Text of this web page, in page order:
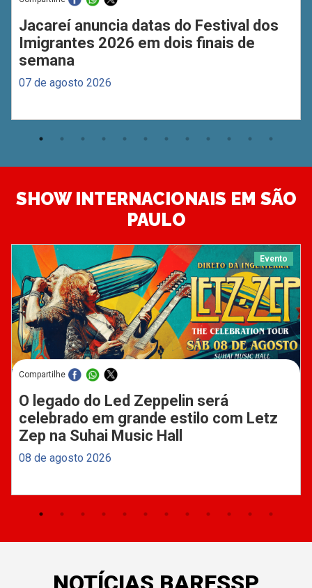
Jacareí anuncia datas do Festival dos
Imigrantes 2026 em dois finais de
semana
07 de agosto 2026
SHOW INTERNACIONAIS EM SÃO
PAULO
Evento
Compartilhe
O legado do Led Zeppelin será
celebrado em grande estilo com Letz
Zep na Suhai Music Hall
08 de agosto 2026